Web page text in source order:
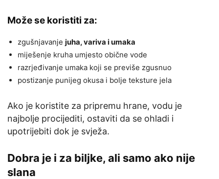
Može se koristiti za:
zgušnjavanje juha, variva i umaka
miješenje kruha umjesto obične vode
razrjeđivanje umaka koji se previše zgusnuo
postizanje punijeg okusa i bolje teksture jela
Ako je koristite za pripremu hrane, vodu je
najbolje procijediti, ostaviti da se ohladi i
upotrijebiti dok je svježa.
Dobra je i za biljke, ali samo ako nije
slana